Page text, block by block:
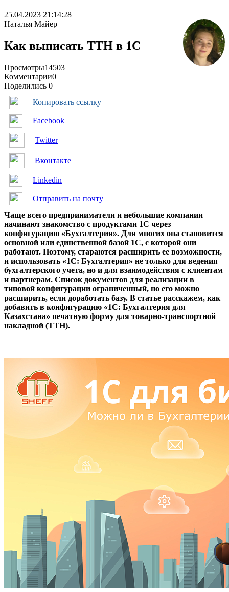
25.04.2023 21:14:28
Наталья Майер
Как выписать ТТН в 1С
Просмотры14503
Комментарии0
Поделились 0
Копировать ссылку
Facebook
Twitter
Вконтакте
Linkedin
Отправить на почту
Чаще всего предприниматели и небольшие компании
начинают знакомство с продуктами 1С через
конфигурацию «Бухгалтерия». Для многих она становится
основной или единственной базой 1С, с которой они
работают. Поэтому, стараются расширить ее возможности,
и использовать «1С: Бухгалтерия» не только для ведения
бухгалтерского учета, но и для взаимодействия с клиентам
и партнерам. Список документов для реализации в
типовой конфигурации ограниченный, но его можно
расширить, если доработать базу. В статье расскажем, как
добавить в конфигурацию «1С: Бухгалтерия для
Казахстана» печатную форму для товарно-транспортной
накладной (ТТН).